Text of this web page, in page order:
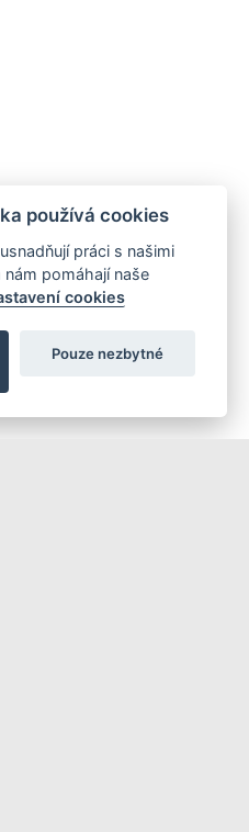
používá cookies
práci s našimi
pomáhají naše
cookies
Pouze nezbytné